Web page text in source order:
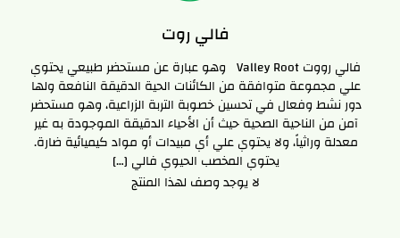
فالي روت
فالي رووت Valley Root وهو عبارة عن مستحضر طبيعي يحتوي
علي مجموعة متوافقة من الكائنات الحية الدقيقة النافعة ولها
دور نشط وفعال في تحسين خصوبة التربة الزراعية، وهو مستحضر
آمن من الناحية الصحية حيث أن الأحياء الدقيقة الموجودة به غير
معدلة وراثياً، ولا يحتوي علي أي مبيدات أو مواد كيميائية ضارة.
يحتوي المخصب الحيوي فالي […]
لا يوجد وصف لهذا المنتج